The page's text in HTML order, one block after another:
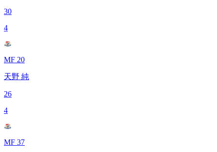
30
4
MF 20
天野 純
26
4
MF 37